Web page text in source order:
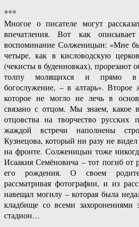
***
Многое о писателе могут
впечатления. Вот как
воспоминание Солженицын: «Мне
четыре, как в кисловодскую
(чекисты в буденновках),
толпу молящихся и прямо в
богослужение, – в алтарь». Второе
которое не могло не лечь в
связано с отцом. Мы знаем, какое
отцовства на творчество
жаждой встречи наполнены
Кузнецова, который ни разу не
на фронте. Солженицын тоже
Исаакия Семёновича – тот погиб от
его рождения. О своем
рассматривая фотографии, и из
навещал могилу – которая была
кладбище со всеми захоронениями
стадион…